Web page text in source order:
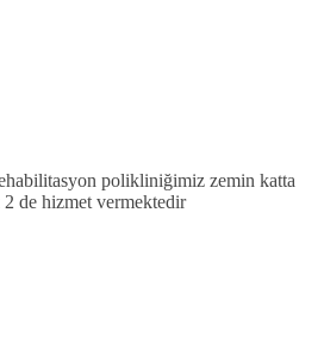
polikliniğimiz zemin katta
de hizmet vermektedir